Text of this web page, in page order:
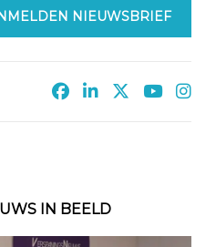
NIEUWSBRIEF
IN BEELD